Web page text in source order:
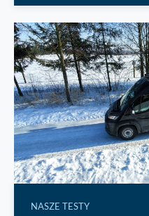
NASZE TESTY